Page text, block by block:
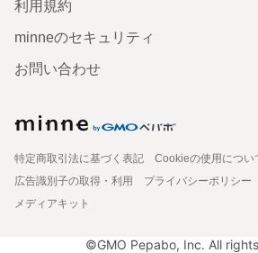
利用規約
minneのセキュリティ
お問い合わせ
特定商取引法に基づく表記
Cookieの使用につい
広告識別子の取得・利用
プライバシーポリシー
メディアキット
©GMO Pepabo, Inc. All